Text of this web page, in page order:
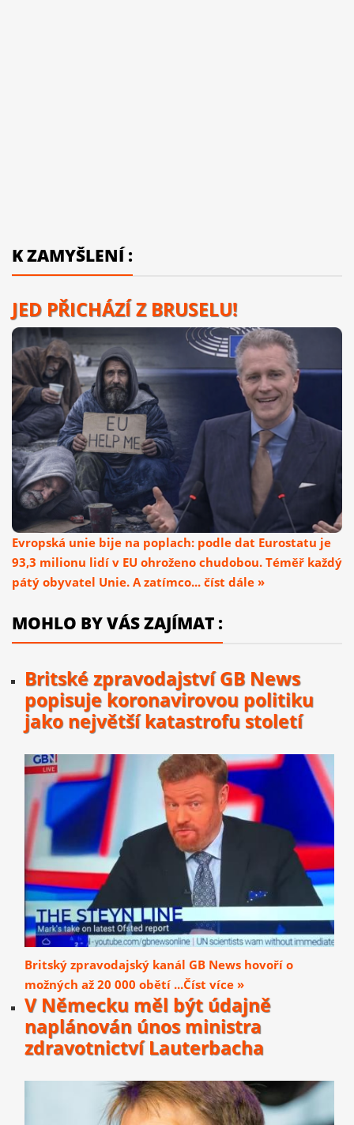
K ZAMYŠLENÍ :
JED PŘICHÁZÍ Z BRUSELU!
Evropská unie bije na poplach: podle dat Eurostatu je
93,3 milionu lidí v EU ohroženo chudobou. Téměř každý
pátý obyvatel Unie. A zatímco... číst dále »
MOHLO BY VÁS ZAJÍMAT :
Britské zpravodajství GB News
popisuje koronavirovou politiku
jako největší katastrofu století
Britský zpravodajský kanál GB News hovoří o
možných až 20 000 obětí ...Číst více »
V Německu měl být údajně
naplánován únos ministra
zdravotnictví Lauterbacha